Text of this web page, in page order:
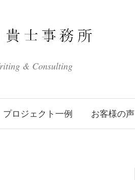
& Consulting
プロジェクト一例 お客様の声